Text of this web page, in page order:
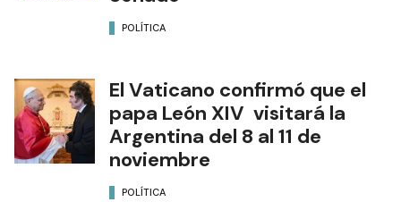
POLÍTICA
El Vaticano confirmó que el
papa León XIV visitará la
Argentina del 8 al 11 de
noviembre
POLÍTICA